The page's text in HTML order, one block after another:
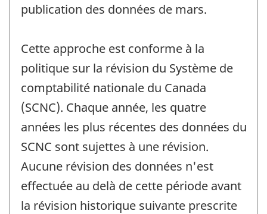
publication des données de mars.
Cette approche est conforme à la
politique sur la révision du Système de
comptabilité nationale du Canada
(SCNC). Chaque année, les quatre
années les plus récentes des données du
SCNC sont sujettes à une révision.
Aucune révision des données n'est
effectuée au delà de cette période avant
la révision historique suivante prescrite